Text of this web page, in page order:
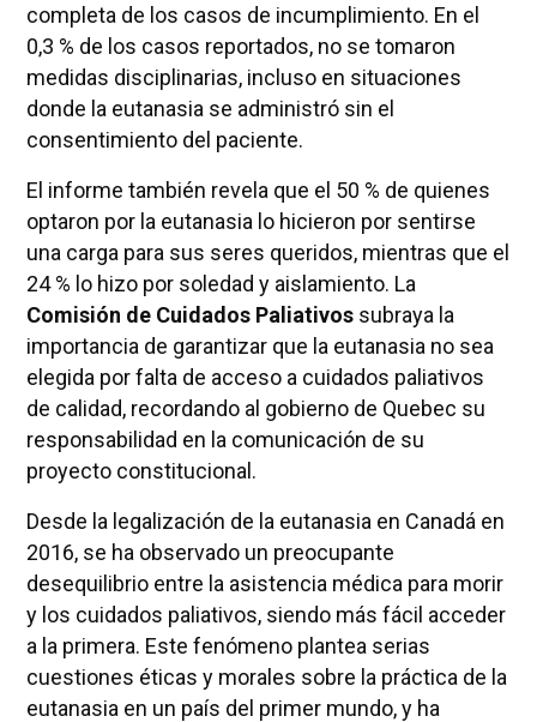
completa de los casos de incumplimiento. En el
0,3 % de los casos reportados, no se tomaron
medidas disciplinarias, incluso en situaciones
donde la eutanasia se administró sin el
consentimiento del paciente.
El informe también revela que el 50 % de quienes
optaron por la eutanasia lo hicieron por sentirse
una carga para sus seres queridos, mientras que el
24 % lo hizo por soledad y aislamiento. La
Comisión de Cuidados Paliativossubraya la
importancia de garantizar que la eutanasia no sea
elegida por falta de acceso a cuidados paliativos
de calidad, recordando al gobierno de Quebec su
responsabilidad en la comunicación de su
proyecto constitucional.
Desde la legalización de la eutanasia en Canadá en
2016, se ha observado un preocupante
desequilibrio entre la asistencia médica para morir
y los cuidados paliativos, siendo más fácil acceder
a la primera. Este fenómeno plantea serias
cuestiones éticas y morales sobre la práctica de la
eutanasia en un país del primer mundo, y ha